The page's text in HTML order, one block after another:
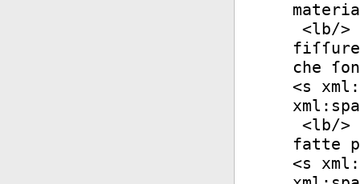
<lb/>
che
<s
<lb/>
fatte
<s